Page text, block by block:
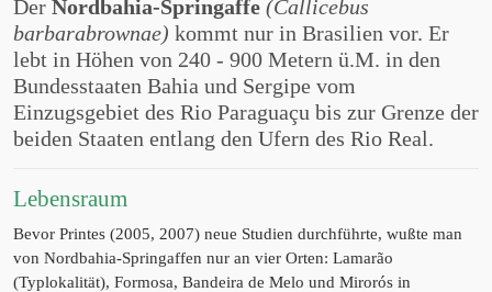
Der Nordbahia-Springaffe (Callicebus
barbarabrownae) kommt nur in Brasilien vor. Er
lebt in Höhen von 240 - 900 Metern ü.M. in den
Bundesstaaten Bahia und Sergipe vom
Einzugsgebiet des Rio Paraguaçu bis zur Grenze der
beiden Staaten entlang den Ufern des Rio Real.
Lebensraum
Bevor Printes (2005, 2007) neue Studien durchführte, wußte man
von Nordbahia-Springaffen nur an vier Orten: Lamarão
(Typlokalität), Formosa, Bandeira de Melo und Mirorós in